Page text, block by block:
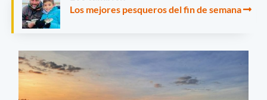
Los mejores pesqueros del fin de semana